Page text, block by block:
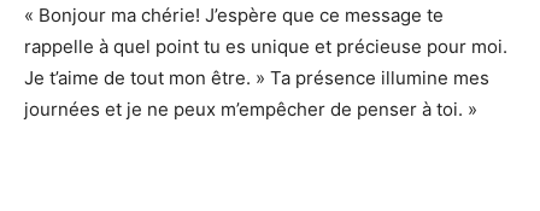
« Bonjour ma chérie! J’espère que ce message te
rappelle à quel point tu es unique et précieuse pour moi.
Je t’aime de tout mon être. » Ta présence illumine mes
journées et je ne peux m’empêcher de penser à toi. »